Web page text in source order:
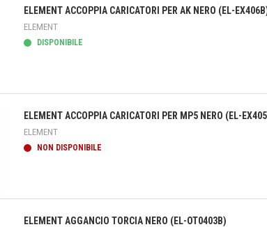
ELEMENT ACCOPPIA CARICATORI PER AK NERO (EL-
ELEMENT
DISPONIBILE
ELEMENT ACCOPPIA CARICATORI PER MP5 NERO (EL-
ELEMENT
NON DISPONIBILE
ELEMENT AGGANCIO TORCIA NERO (EL-OT0403B)